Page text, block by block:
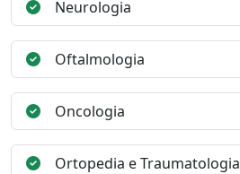
Neurologia
Oftalmologia
Oncologia
Ortopedia e Traumatologia